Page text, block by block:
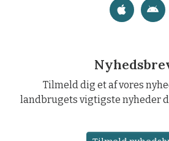
Tilmeld dig et af vores
landbrugets vigtigste nyheder